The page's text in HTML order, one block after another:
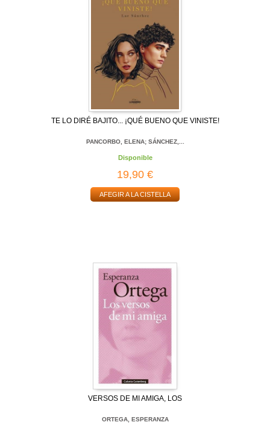
TE LO DIRÉ BAJITO... ¡QUÉ BUENO QUE VINISTE!
PANCORBO, ELENA; SÁNCHEZ,...
Disponible
19,90 €
AFEGIR A LA CISTELLA
VERSOS DE MI AMIGA, LOS
ORTEGA, ESPERANZA